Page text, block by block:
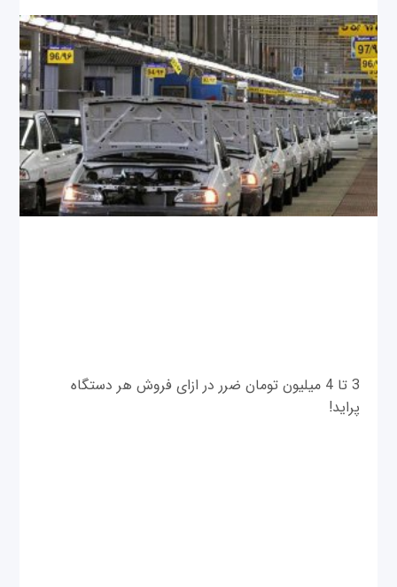
3 تا 4 میلیون تومان ضرر در ازای فروش هر دستگاه
پراید!